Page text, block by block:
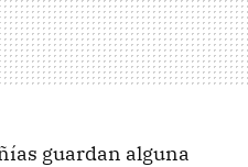
guardan alguna